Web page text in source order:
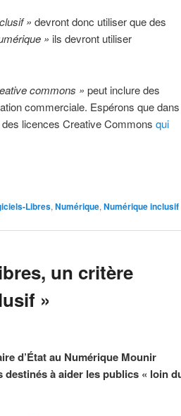
» devront donc utiliser que des
» ils devront utiliser
commons » peut inclure des
commerciale. Espérons que
licences Creative Commons qui
Libres,Numérique,Numérique inclusif
un critère
»
d’État au Numérique Mounir
à aider les publics « loin